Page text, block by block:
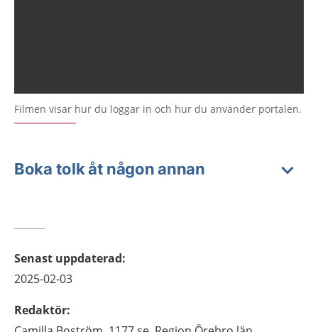
Filmen visar hur du loggar in och hur du använder portalen.
Boka tolk åt någon annan
Senast uppdaterad:
2025-02-03
Redaktör: